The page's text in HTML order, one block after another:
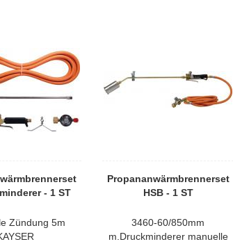
- 1 ST
Zündung 5m
Propananwärmbrennerset
HSB - 1 ST
3460-60/850mm
m.Druckminderer manuelle